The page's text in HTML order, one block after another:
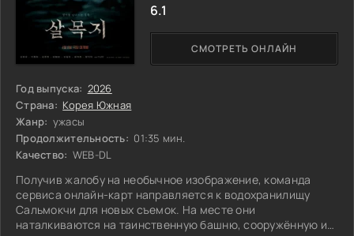
Год выпуска: 2026
Страна: Корея Южная
Жанр: ужасы
Продолжительность: 01:35 мин.
Качество: WEB-DL
Получив жалобу на необычное изображение, команда
сервиса онлайн-карт направляется к водохранилищу
Сальмокчи для новых съемок. На месте они
наталкиваются на таинственную башню, сооружённую из
СМОТРЕТЬ ОНЛАЙН
6.1